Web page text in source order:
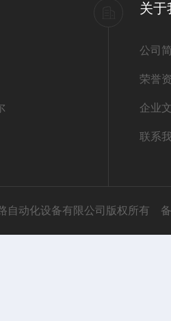
关于
公司
荣誉
企业
联系
自动化设备有限公司版权所有